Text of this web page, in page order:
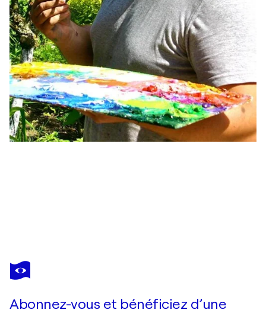
ALEXANDER SHANDOR
Tisza River in Summer
Abonnez-vous et bénéficiez d’une